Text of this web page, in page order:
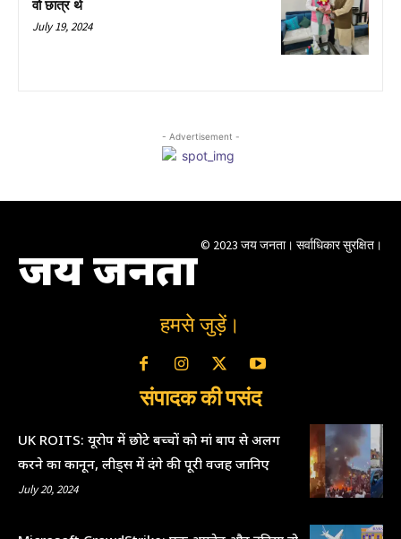
वो छात्र थे
July 19, 2024
- Advertisement -
जय जनता © 2023 जय जनता। सर्वाधिकार सुरक्षित।
हमसे जुड़ें।
संपादक की पसंद
UK ROITS: यूरोप में छोटे बच्चों को मां बाप से अलग
करने का कानून, लीड्स में दंगे की पूरी वजह जानिए
July 20, 2024